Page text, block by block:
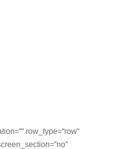
row_type=“row“